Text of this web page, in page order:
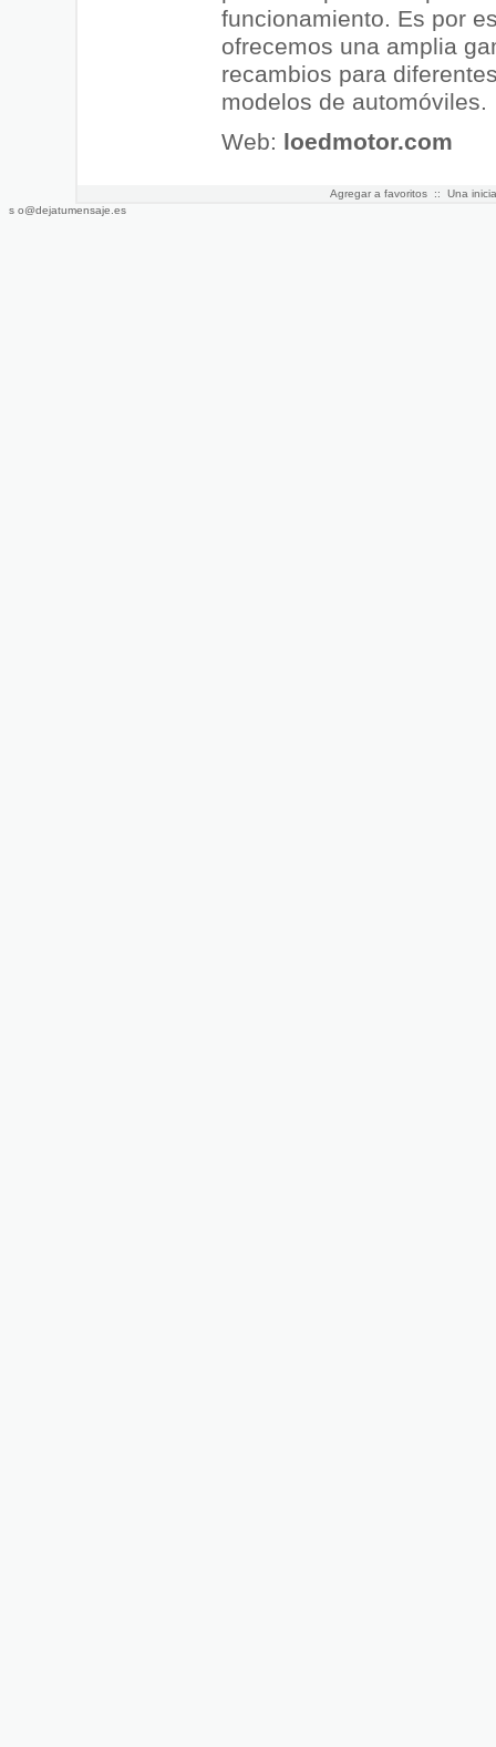
funcionamiento. Es por
ofrecemos una amplia
recambios para
modelos de automóviles.
Web: loedmotor.com
Agregar a favoritos :: Una
s o@dejatumensaje.es